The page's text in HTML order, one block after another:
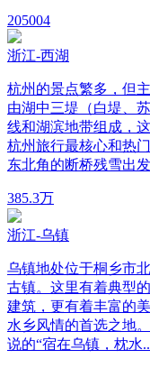
205004
浙江-西湖
杭州的景点繁多，但
由湖中三堤（白堤、
线和湖滨地带组成，
杭州旅行最核心和热
东北角的断桥残雪出
385.3万
浙江-乌镇
乌镇地处位于桐乡市
古镇。这里有着典型
建筑，更有着丰富的
水乡风情的首选之地
说的“宿在乌镇，枕水